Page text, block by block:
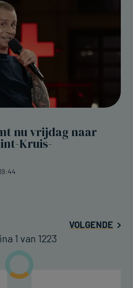
nu vrijdag naar
Kruis-
VOLGENDE
1 van 1223